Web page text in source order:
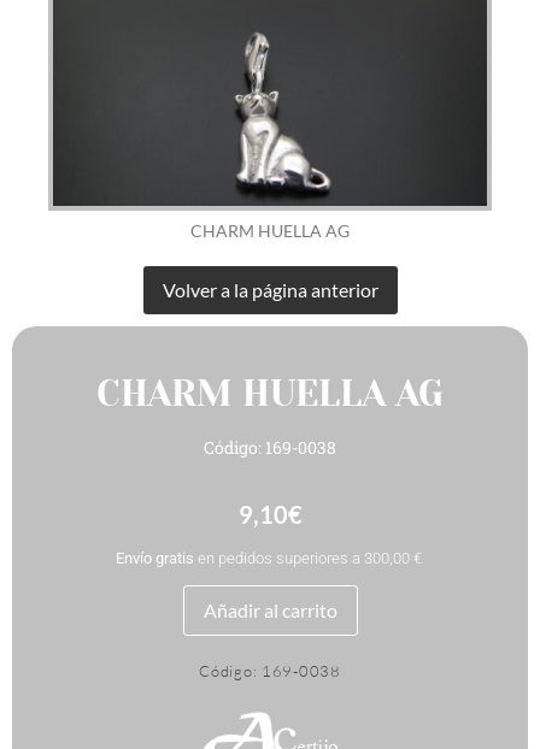
CHARM HUELLA AG
CHARM HUELLA AG
Código: 169-0038
9,10€
Envío gratis en pedidos superiores a 300,00 €
CHARM
HUELLA
AG
Añadir al carrito
Código: 169-0038